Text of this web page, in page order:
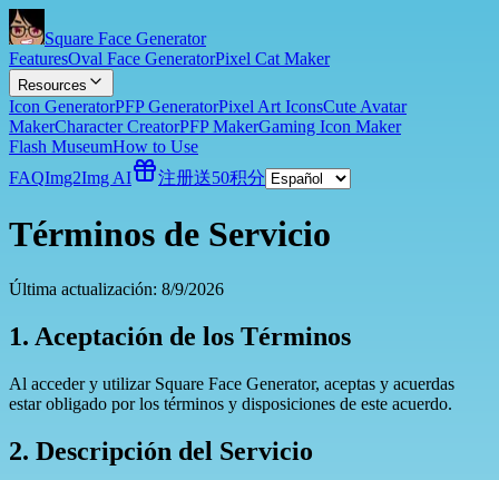
Square Face Generator
FeaturesOval Face GeneratorPixel Cat Maker
Resources
Icon GeneratorPFP GeneratorPixel Art IconsCute Avatar
MakerCharacter CreatorPFP MakerGaming Icon Maker
Flash MuseumHow to Use
FAQImg2Img AI 注册送50积分
Términos de Servicio
Última actualización: 8/9/2026
1. Aceptación de los Términos
Al acceder y utilizar Square Face Generator, aceptas y acuerdas
estar obligado por los términos y disposiciones de este acuerdo.
2. Descripción del Servicio